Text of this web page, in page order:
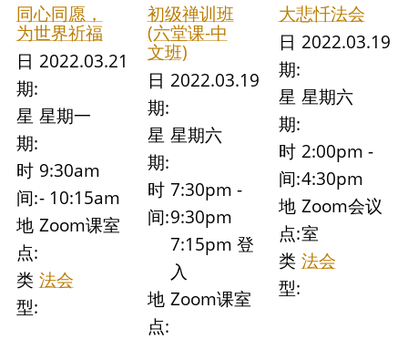
同心同愿，
为世界祈福
日
期:
2022.03.21
星
期:
星期一
时
间:
9:30am
- 10:15am
地
点:
Zoom课室
类
型:
法会
初级禅训班
(六堂课-中
文班)
日
期:
2022.03.19
星
期:
星期六
时
间:
7:30pm -
9:30pm
7:15pm 登
入
地
点:
Zoom课室
大悲忏法会
日
期:
2022.03.19
星
期:
星期六
时
间:
2:00pm -
4:30pm
地
点:
Zoom会议
室
类
型:
法会